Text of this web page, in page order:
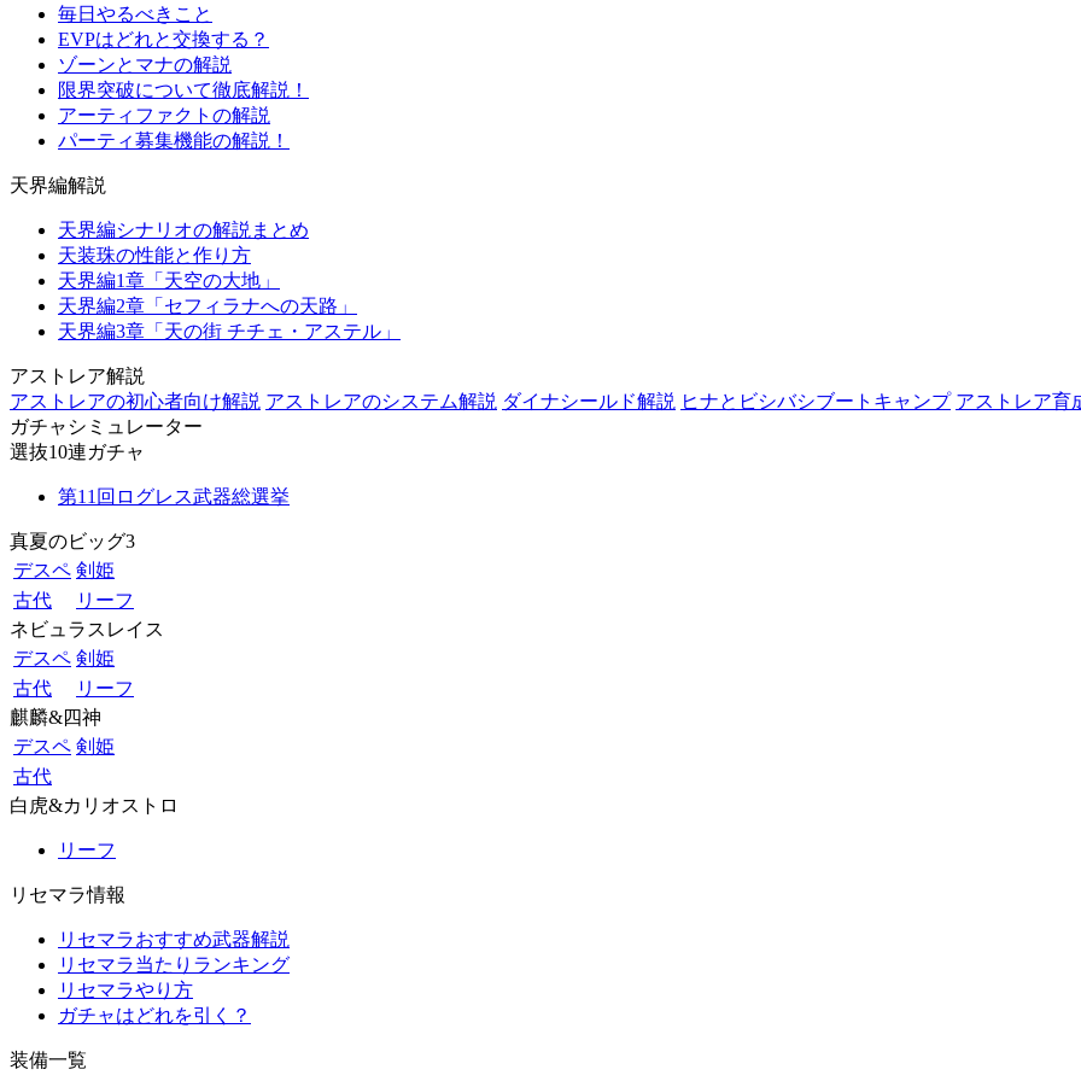
毎日やるべきこと
EVPはどれと交換する？
ゾーンとマナの解説
限界突破について徹底解説！
アーティファクトの解説
パーティ募集機能の解説！
天界編解説
天界編シナリオの解説まとめ
天装珠の性能と作り方
天界編1章「天空の大地」
天界編2章「セフィラナへの天路」
天界編3章「天の街 チチェ・アステル」
アストレア解説
アストレアの初心者向け解説 アストレアのシステム解説 ダイナシールド解説 ヒナとビシバシブートキャンプ アストレア育
ガチャシミュレーター
選抜10連ガチャ
第11回ログレス武器総選挙
真夏のビッグ3
デスペ 剣姫
古代
リーフ
ネビュラスレイス
デスペ 剣姫
古代
リーフ
麒麟&四神
デスペ 剣姫
古代
白虎&カリオストロ
リーフ
リセマラ情報
リセマラおすすめ武器解説
リセマラ当たりランキング
リセマラやり方
ガチャはどれを引く？
装備一覧